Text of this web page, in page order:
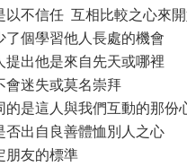
以不信任 互相比較之心來
了個學習他人長處的機會
提出他是來自先天或哪裡
會迷失或莫名崇拜
的是這人與我們互動的那份
否出自良善體恤別人之心
朋友的標準